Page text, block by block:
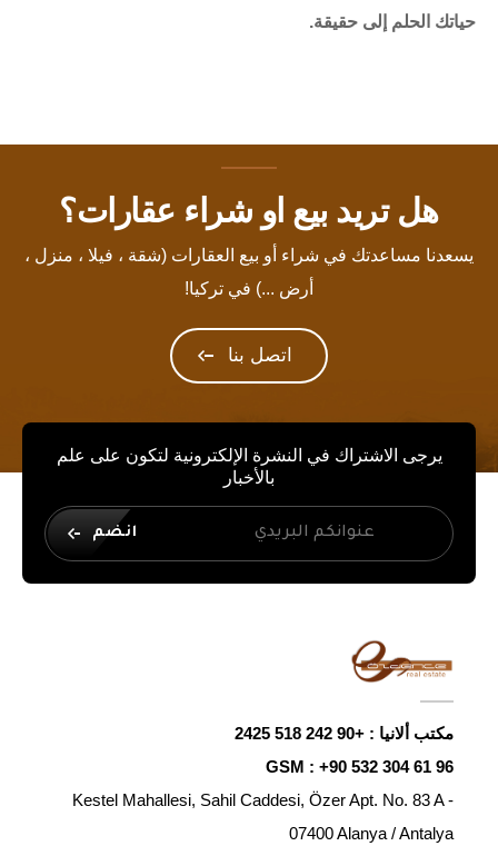
حياتك الحلم إلى حقيقة.
هل تريد بيع او شراء عقارات؟
يسعدنا مساعدتك في شراء أو بيع العقارات (شقة ، فيلا ، منزل ،
أرض ...) في تركيا!
اتصل بنا
يرجى الاشتراك في النشرة الإلكترونية لتكون على علم
بالأخبار
انضم
مكتب ألانيا : +90 242 518 2425
GSM : +90 532 304 61 96
Kestel Mahallesi, Sahil Caddesi, Özer Apt. No. 83 A -
07400 Alanya / Antalya